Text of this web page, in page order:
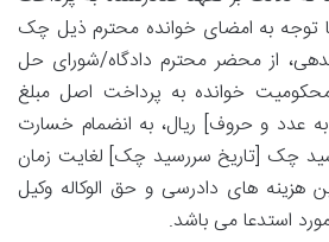
توجه به امضای خوانده محترم ذیل چک
از محضر محترم دادگاه/شورای حل
خوانده به پرداخت اصل مبلغ
عدد و حروف] ریال، به انضمام خسارت
چک [تاریخ سررسید چک] لغایت زمان
هزینه های دادرسی و حق الوکاله وکیل
استدعا می باشد.